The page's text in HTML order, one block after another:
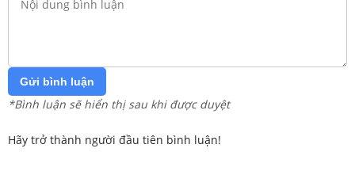
Gửi bình luận
*Bình luận sẽ hiển thị sau khi được duyệt
Hãy trở thành người đầu tiên bình luận!